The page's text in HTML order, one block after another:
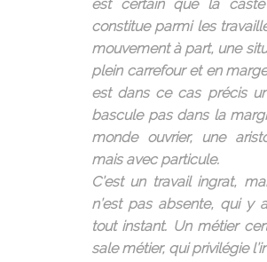
est certain que la
constitue parmi les
mouvement à part, une
plein carrefour et en
est dans ce cas précis
bascule pas dans la
monde ouvrier, une
mais avec particule.
C’est un travail ingrat,
n’est pas absente, qui y
tout instant. Un métier
sale métier, qui privilégie